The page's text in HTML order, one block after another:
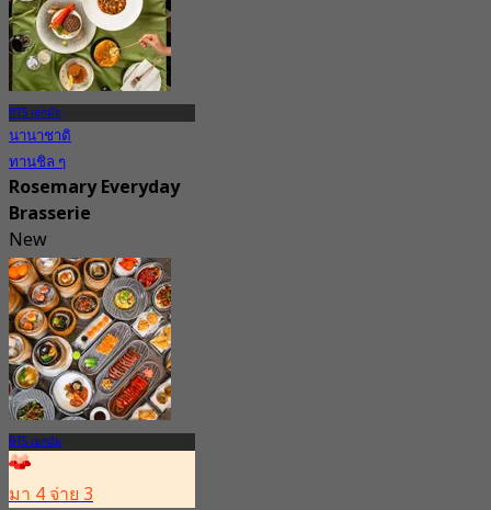
BTS เอกมัย
นานาชาติ
ทานชิล ๆ
Rosemary Everyday
Brasserie
New
4.5
จาก฿ 622.5
BTS เอกมัย
มา 4 จ่าย 3